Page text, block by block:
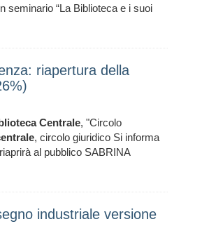
seminario “La Biblioteca e i suoi
riapertura della
Centrale, "Circolo
, circolo giuridico Si informa
al pubblico SABRINA
industriale versione